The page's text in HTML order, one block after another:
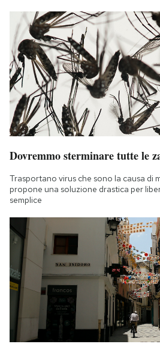
Dovremmo sterminare tutte le
Trasportano virus che sono la causa di
propone una soluzione drastica per
semplice